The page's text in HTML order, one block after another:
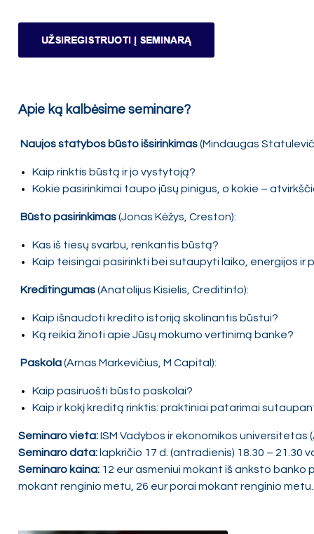
Apie ką kalbėsime seminare?
Naujos statybos būsto išsirinkimas(Mindaugas
Kaip rinktis būstą ir jo vystytoją?
Kokie pasirinkimai taupo jūsų pinigus, o kokie –
Būsto pasirinkimas(Jonas Kėžys, Creston):
Kas iš tiesų svarbu, renkantis būstą?
Kaip teisingai pasirinkti bei sutaupyti laiko, energijos ir
Kreditingumas(Anatolijus Kisielis, Creditinfo):
Kaip išnaudoti kredito istoriją skolinantis būstui?
Ką reikia žinoti apie Jūsų mokumo vertinimą banke?
Paskola(Arnas Markevičius, M Capital):
Kaip pasiruošti būsto paskolai?
Kaip ir kokį kreditą rinktis: praktiniai patarimai
Seminaro vieta:ISM Vadybos ir ekonomikos universitetas
Seminaro data: lapkričio 17 d. (antradienis) 18.30 – 21.30
Seminaro kaina: 12 eur asmeniui mokant iš anksto banko
mokant renginio metu, 26 eur porai mokant renginio metu.